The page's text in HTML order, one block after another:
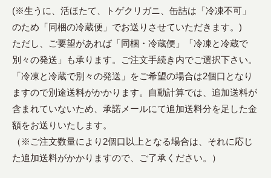
(※生うに、活ほたて、トゲクリガニ、缶詰は「冷凍不可」
のため「同梱の冷蔵便」でお送りさせていただきます。)
ただし、ご要望があれば「同梱・冷蔵便」「冷凍と冷蔵で
別々の発送」も承ります。ご注文手続き内でご選択下さい。
「冷凍と冷蔵で別々の発送」をご希望の場合は2個口となり
ますので別途送料がかかります。自動計算では、追加送料が
含まれていないため、承諾メールにて追加送料分を足した金
額をお送りいたします。
（※ご注文数量により2個口以上となる場合は、それに応じ
た追加送料がかかりますので、ご了承ください。）